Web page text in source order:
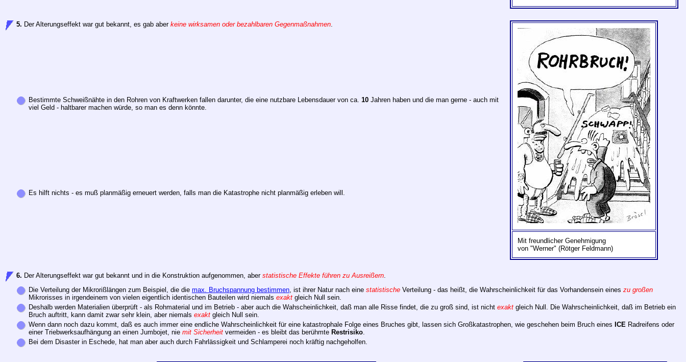
5. Der Alterungseffekt war gut bekannt, es gab aber keine wirksamen oder bezahlbaren Gegenmaßnahmen.
Mit freundlicher Genehmigung
von "Werner" (Rötger Feldmann)
Bestimmte Schweißnähte in den Rohren von Kraftwerken fallen darunter, die eine nutzbare Lebensdauer von ca. 10 Jahren haben und die man gerne - auch mit
viel Geld - haltbarer machen würde, so man es denn könnte.
Es hilft nichts - es muß planmäßig erneuert werden, falls man die Katastrophe nicht planmäßig erleben will.
6. Der Alterungseffekt war gut bekannt und in die Konstruktion aufgenommen, aber statistische Effekte führen zu Ausreißern.
Die Verteilung der Mikrorißlängen zum Beispiel, die die max. Bruchspannung bestimmen, ist ihrer Natur nach eine statistische Verteilung - das heißt, die Wahrscheinlichkeit für das Vorhandensein eines zu großen
Mikrorisses in irgendeinem von vielen eigentlich identischen Bauteilen wird niemals exakt gleich Null sein.
Deshalb werden Materialien überprüft - als Rohmaterial und im Betrieb - aber auch die Wahscheinlichkeit, daß man alle Risse findet, die zu groß sind, ist nicht exakt gleich Null. Die Wahrscheinlichkeit, daß im Betrieb ein
Bruch auftritt, kann damit zwar sehr klein, aber niemals exakt gleich Null sein.
Wenn dann noch dazu kommt, daß es auch immer eine endliche Wahrscheinlichkeit für eine katastrophale Folge eines Bruches gibt, lassen sich Großkatastrophen, wie geschehen beim Bruch eines ICE Radreifens oder
einer Triebwerksaufhängung an einen Jumbojet, nie mit Sicherheit vermeiden - es bleibt das berühmte Restrisiko.
Bei dem Disaster in Eschede, hat man aber auch durch Fahrlässigkeit und Schlamperei noch kräftig nachgeholfen.